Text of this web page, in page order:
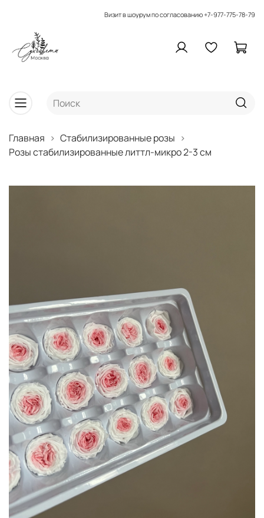
Визит в шоурум по согласованию+7-977-775-78-79
Главная
Стабилизированные розы
Розы стабилизированные литтл-микро 2-3 см